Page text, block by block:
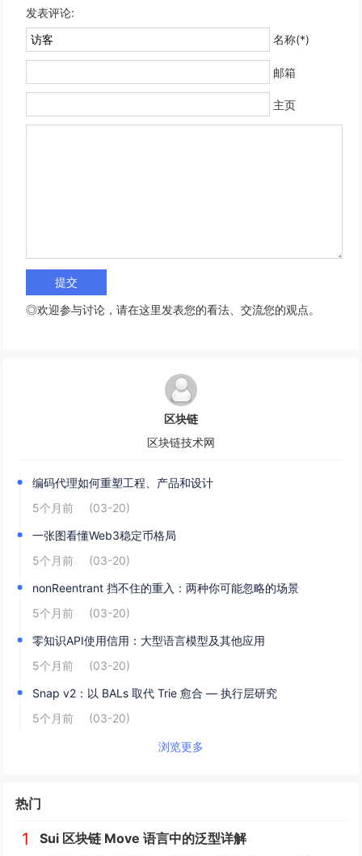
发表评论:
名称(*)
邮箱
主页
◎欢迎参与讨论，请在这里发表您的看法、交流您的观点。
区块链
区块链技术网
编码代理如何重塑工程、产品和设计
5个月前
(03-20)
一张图看懂Web3稳定币格局
5个月前
(03-20)
nonReentrant 挡不住的重入：两种你可能忽略的场景
5个月前
(03-20)
零知识API使用信用：大型语言模型及其他应用
5个月前
(03-20)
Snap v2：以 BALs 取代 Trie 愈合 — 执行层研究
5个月前
(03-20)
浏览更多
热门
1 Sui 区块链 Move 语言中的泛型详解